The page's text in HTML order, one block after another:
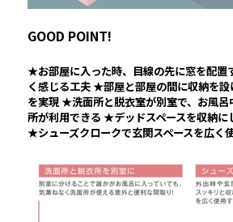
GOOD POINT!
★お部屋に入った時、目線の先に窓を配置
く感じる工夫 ★部屋と部屋の間に収納を
を実現 ★洗面所と脱衣室が別室で、お風呂
所が利用できる ★デッドスペースを収納に
★シューズクロークで玄関スペースを広く